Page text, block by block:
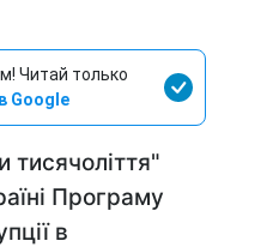
Читай только
Google
тисячоліття"
Програму
в